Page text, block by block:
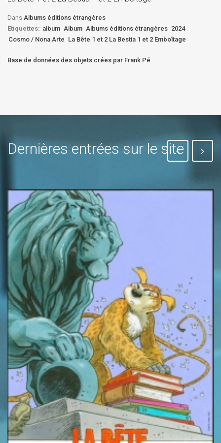
Dans Albums éditions étrangères
Etiquettes: album Album Albums éditions étrangères 2024
Cosmo / Nona Arte La Bête 1 et 2 La Bestia 1 et 2 Emboîtage
Base de données des objets crées par Frank Pé
Dernières entrées sur le site